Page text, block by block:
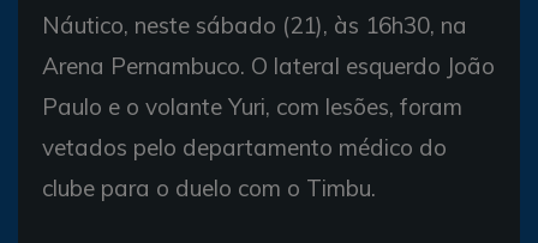
Náutico, neste sábado (21), às 16h30, na
Arena Pernambuco. O lateral esquerdo João
Paulo e o volante Yuri, com lesões, foram
vetados pelo departamento médico do
clube para o duelo com o Timbu.